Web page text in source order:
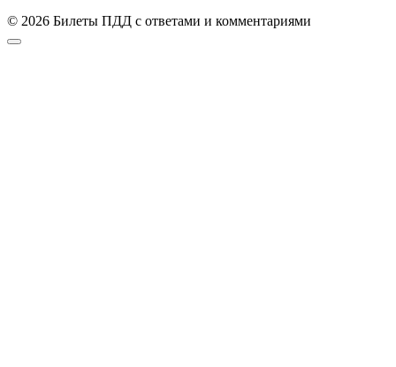
© 2026 Билеты ПДД с ответами и комментариями